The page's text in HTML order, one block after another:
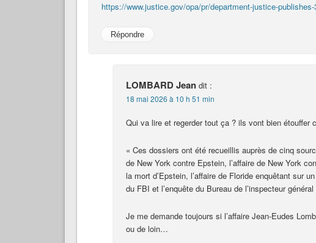
https://www.justice.gov/opa/pr/department-justice-
Répondre
LOMBARD Jean dit :
18 mai 2026 à 10 h 51 min
Qui va lire et regerder tout ça ? ils vont bien
« Ces dossiers ont été recueillis auprès de cinq
de New York contre Epstein, l’affaire de New York
la mort d’Epstein, l’affaire de Floride enquêtant sur
du FBI et l’enquête du Bureau de l’inspecteur
Je me demande toujours si l’affaire Jean-Eudes
ou de loin…